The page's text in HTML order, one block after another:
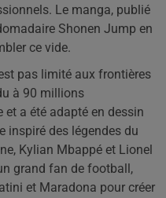
Le manga, publié
Shonen Jump en
ce vide.
pas limité aux frontières
à 90 millions
a été adapté en dessin
inspiré des légendes du
Kylian Mbappé et Lionel
grand fan de football,
et Maradona pour créer